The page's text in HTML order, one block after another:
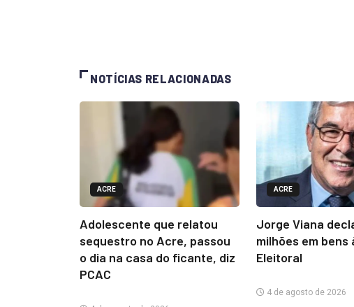
NOTÍCIAS RELACIONADAS
ACRE
Adolescente que relatou
sequestro no Acre, passou
o dia na casa do ficante, diz
PCAC
ACRE
Jorge Viana
milhões em
Eleitoral
4 de agosto de 2026